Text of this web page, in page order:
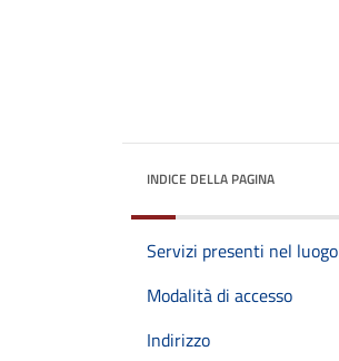
INDICE DELLA PAGINA
Servizi presenti nel luogo
Modalità di accesso
Indirizzo